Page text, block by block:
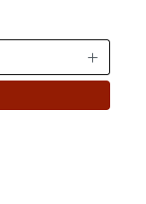
benutze die